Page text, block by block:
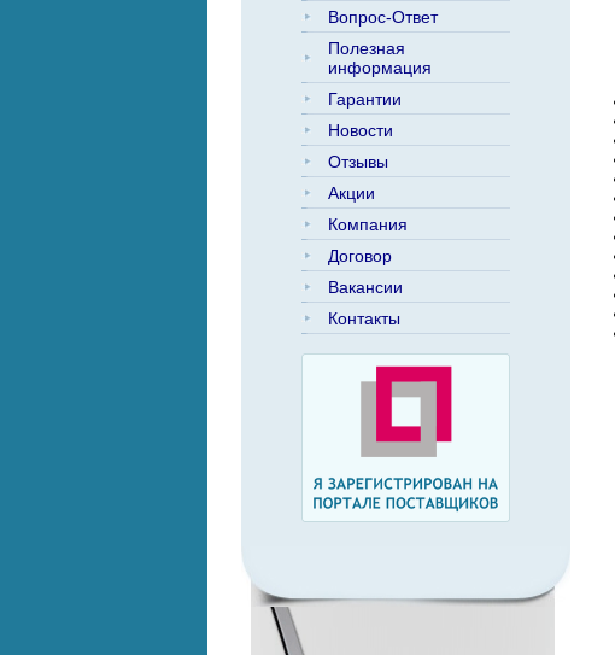
Вопрос-Ответ
Полезная
информация
Гарантии
Новости
Отзывы
Акции
Компания
Договор
Вакансии
Контакты